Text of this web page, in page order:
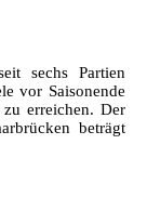
sechs Partien
vor Saisonende
erreichen. Der
beträgt